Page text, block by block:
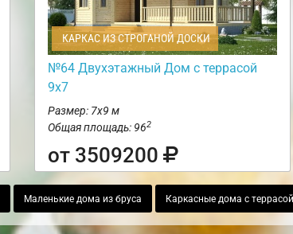
КАРКАС ИЗ СТРОГАНОЙ ДОСКИ
№64 Двухэтажный Дом с террасой
9х7
Размер: 7х9 м
Общая площадь: 962
от 3509200
Маленькие дома из бруса Каркасные дома с террасой